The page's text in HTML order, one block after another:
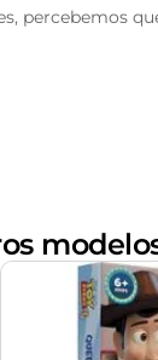
percebemos